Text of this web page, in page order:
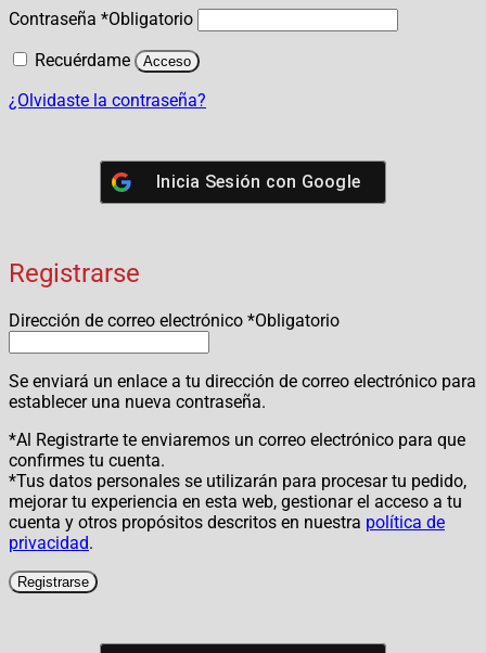
Contraseña *Obligatorio
Recuérdame
Acceso
¿Olvidaste la contraseña?
Inicia Sesión con Google
Registrarse
Dirección de correo electrónico *Obligatorio
Se enviará un enlace a tu dirección de correo electrónico para
establecer una nueva contraseña.
*Al Registrarte te enviaremos un correo electrónico para que
confirmes tu cuenta.
*Tus datos personales se utilizarán para procesar tu pedido,
mejorar tu experiencia en esta web, gestionar el acceso a tu
cuenta y otros propósitos descritos en nuestra política de
privacidad.
Registrarse